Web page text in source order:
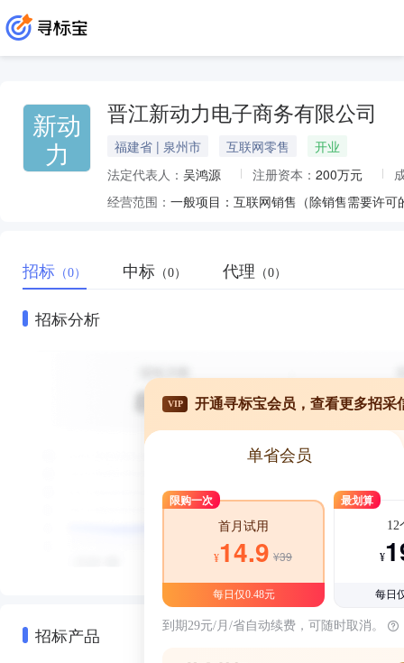
新动
力
晋江新动力电子商务有限公司
福建省 | 泉州市 互联网零售
开业
法定代表人： 吴鸿源 注册资本： 200万元
经营范围：
招标 （0） 中标 （0） 代理 （0）
招标分析
招标产品
VIP 开通寻标宝会员，查看更多招采
单省会员
限购一次
首月试用
¥14.9 ¥39
每日仅0.48元
最划算
12
¥
每日
到期29元/月/省自动续费，可随时取消。